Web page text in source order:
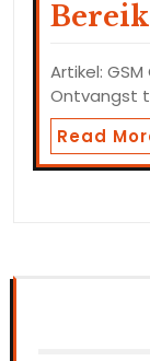
Bereik
Artikel:
Ontvangst
Read